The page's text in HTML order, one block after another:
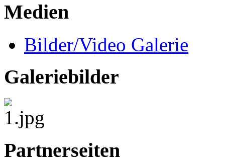
Medien
Bilder/Video Galerie
Galeriebilder
Partnerseiten